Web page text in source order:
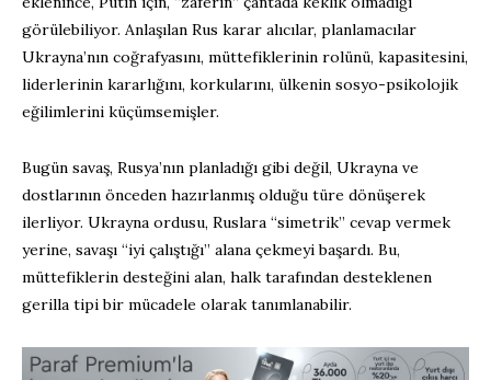
görülebiliyor. Anlaşılan Rus karar alıcılar, planlamacılar
Ukrayna’nın coğrafyasını, müttefiklerinin rolünü, kapasitesini,
liderlerinin kararlığını, korkularını, ülkenin sosyo-psikolojik
eğilimlerini küçümsemişler.
Bugün savaş, Rusya’nın planladığı gibi değil, Ukrayna ve
dostlarının önceden hazırlanmış olduğu türe dönüşerek
ilerliyor. Ukrayna ordusu, Ruslara “simetrik” cevap vermek
yerine, savaşı “iyi çalıştığı” alana çekmeyi başardı. Bu,
müttefiklerin desteğini alan, halk tarafından desteklenen
gerilla tipi bir mücadele olarak tanımlanabilir.